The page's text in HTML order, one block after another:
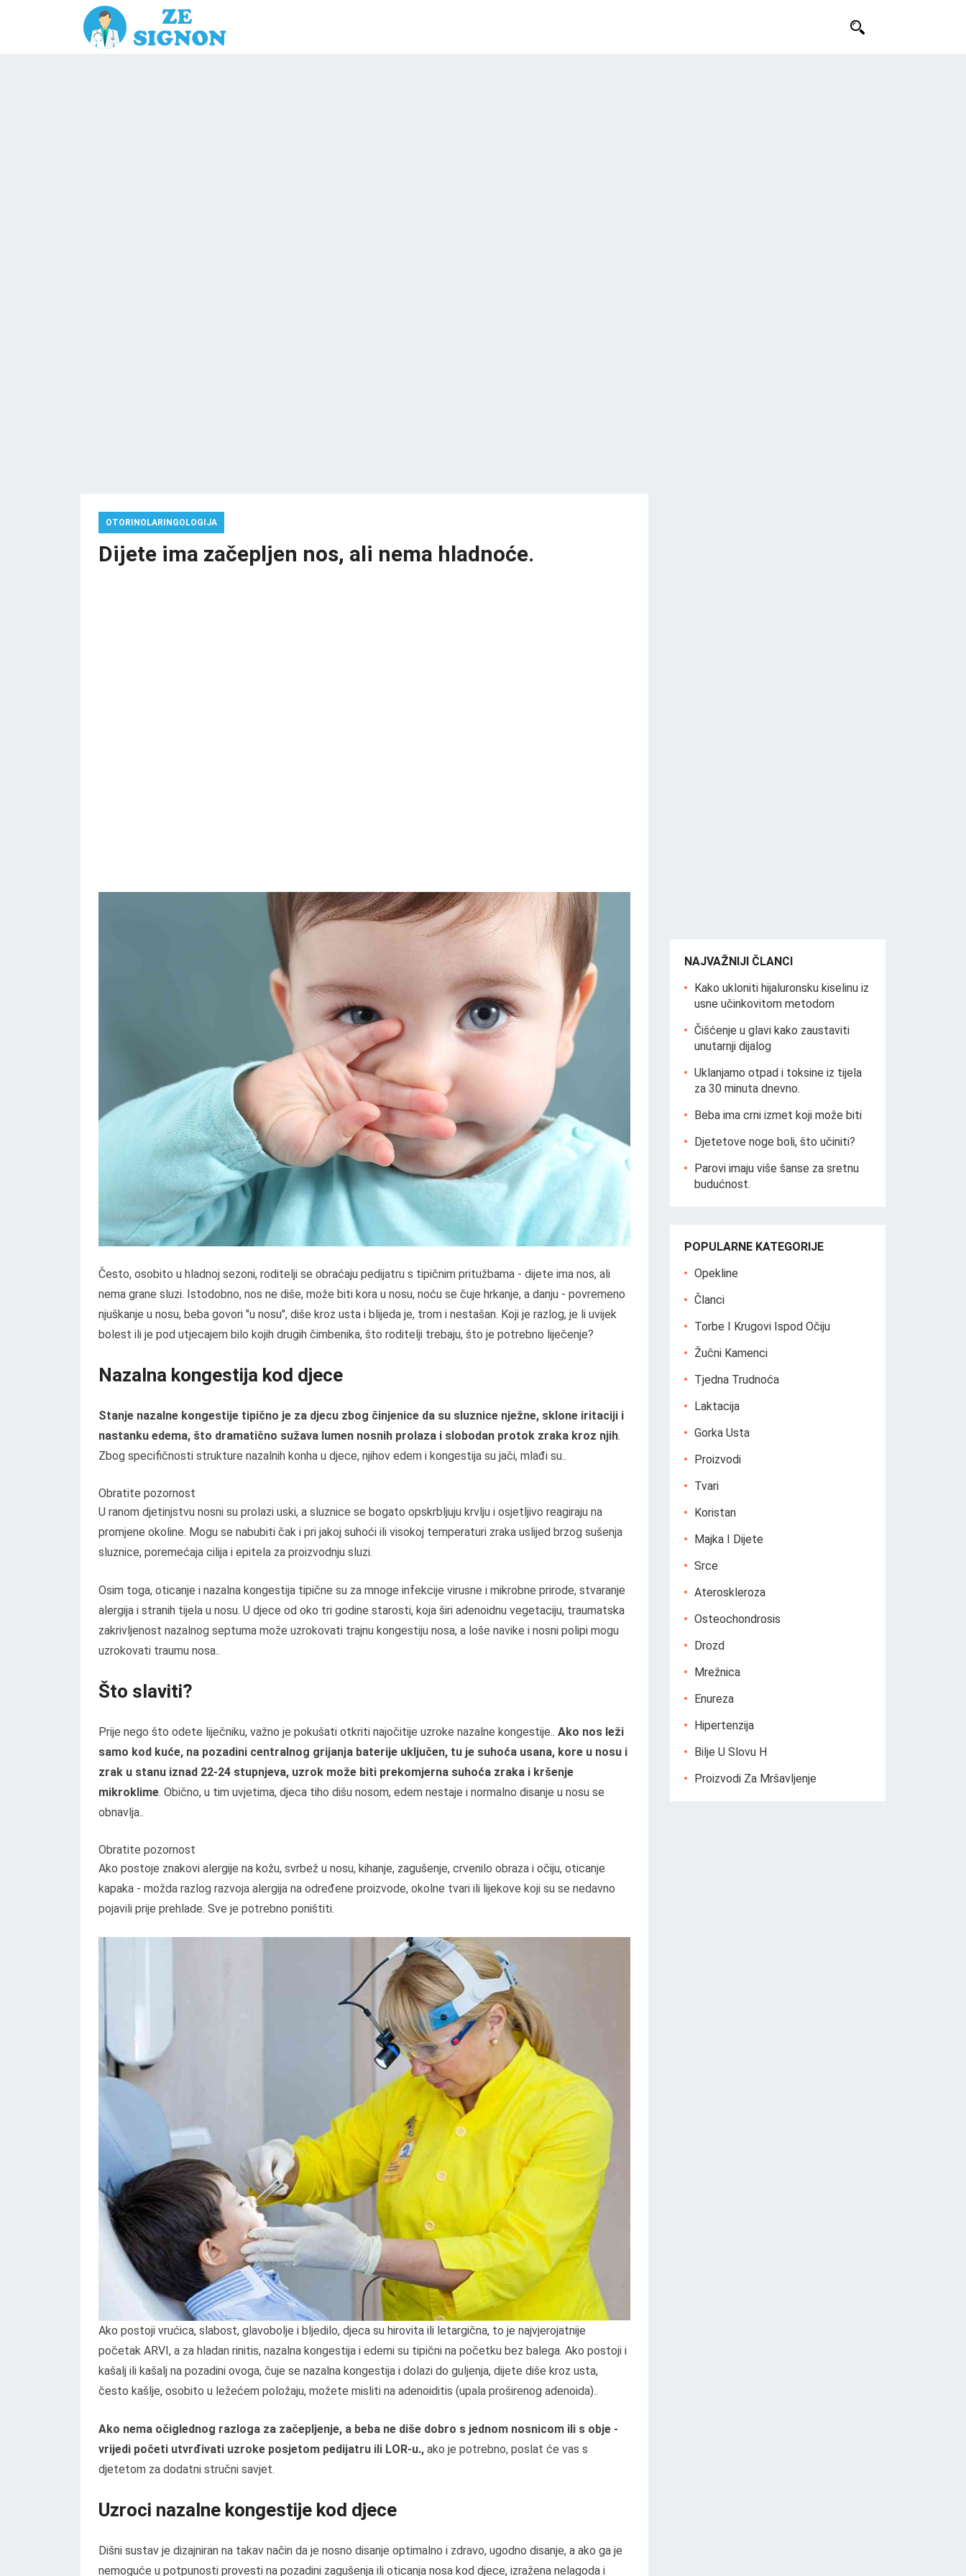
OTORINOLARINGOLOGIJA
Dijete ima začepljen nos, ali nema hladnoće.
Često, osobito u hladnoj sezoni, roditelji se obraćaju pedijatru s tipičnim pritužbama - dijete ima nos, ali
nema grane sluzi. Istodobno, nos ne diše, može biti kora u nosu, noću se čuje hrkanje, a danju - povremeno
njuškanje u nosu, beba govori "u nosu", diše kroz usta i blijeda je, trom i nestašan. Koji je razlog, je li uvijek
bolest ili je pod utjecajem bilo kojih drugih čimbenika, što roditelji trebaju, što je potrebno liječenje?
Nazalna kongestija kod djece
Stanje nazalne kongestije tipično je za djecu zbog činjenice da su sluznice nježne, sklone iritaciji i
nastanku edema, što dramatično sužava lumen nosnih prolaza i slobodan protok zraka kroz njih.
Zbog specifičnosti strukture nazalnih konha u djece, njihov edem i kongestija su jači, mlađi su..
Obratite pozornost
U ranom djetinjstvu nosni su prolazi uski, a sluznice se bogato opskrbljuju krvlju i osjetljivo reagiraju na
promjene okoline. Mogu se nabubiti čak i pri jakoj suhoći ili visokoj temperaturi zraka uslijed brzog sušenja
sluznice, poremećaja cilija i epitela za proizvodnju sluzi.
Osim toga, oticanje i nazalna kongestija tipične su za mnoge infekcije virusne i mikrobne prirode, stvaranje
alergija i stranih tijela u nosu. U djece od oko tri godine starosti, koja širi adenoidnu vegetaciju, traumatska
zakrivljenost nazalnog septuma može uzrokovati trajnu kongestiju nosa, a loše navike i nosni polipi mogu
uzrokovati traumu nosa..
Što slaviti?
Prije nego što odete liječniku, važno je pokušati otkriti najočitije uzroke nazalne kongestije.. Ako nos leži
samo kod kuće, na pozadini centralnog grijanja baterije uključen, tu je suhoća usana, kore u nosu i
zrak u stanu iznad 22-24 stupnjeva, uzrok može biti prekomjerna suhoća zraka i kršenje
mikroklime. Obično, u tim uvjetima, djeca tiho dišu nosom, edem nestaje i normalno disanje u nosu se
obnavlja..
Obratite pozornost
Ako postoje znakovi alergije na kožu, svrbež u nosu, kihanje, zagušenje, crvenilo obraza i očiju, oticanje
kapaka - možda razlog razvoja alergija na određene proizvode, okolne tvari ili lijekove koji su se nedavno
pojavili prije prehlade. Sve je potrebno poništiti.
Ako postoji vrućica, slabost, glavobolje i bljedilo, djeca su hirovita ili letargična, to je najvjerojatnije
početak ARVI, a za hladan rinitis, nazalna kongestija i edemi su tipični na početku bez balega. Ako postoji i
kašalj ili kašalj na pozadini ovoga, čuje se nazalna kongestija i dolazi do guljenja, dijete diše kroz usta,
često kašlje, osobito u ležećem položaju, možete misliti na adenoiditis (upala proširenog adenoida)..
Ako nema očiglednog razloga za začepljenje, a beba ne diše dobro s jednom nosnicom ili s obje -
vrijedi početi utvrđivati ​​uzroke posjetom pedijatru ili LOR-u., ako je potrebno, poslat će vas s
djetetom za dodatni stručni savjet.
Uzroci nazalne kongestije kod djece
Dišni sustav je dizajniran na takav način da je nosno disanje optimalno i zdravo, ugodno disanje, a ako ga je
nemoguće u potpunosti provesti na pozadini zagušenja ili oticanja nosa kod djece, izražena nelagoda i
NAJVAŽNIJI ČLANCI
Kako ukloniti hijaluronsku kiselinu iz
usne učinkovitom metodom
Čišćenje u glavi kako zaustaviti
unutarnji dijalog
Uklanjamo otpad i toksine iz tijela
za 30 minuta dnevno.
Beba ima crni izmet koji može biti
Djetetove noge boli, što učiniti?
Parovi imaju više šanse za sretnu
budućnost.
POPULARNE KATEGORIJE
Opekline
Članci
Torbe I Krugovi Ispod Očiju
Žučni Kamenci
Tjedna Trudnoća
Laktacija
Gorka Usta
Proizvodi
Tvari
Koristan
Majka I Dijete
Srce
Ateroskleroza
Osteochondrosis
Drozd
Mrežnica
Enureza
Hipertenzija
Bilje U Slovu H
Proizvodi Za Mršavljenje